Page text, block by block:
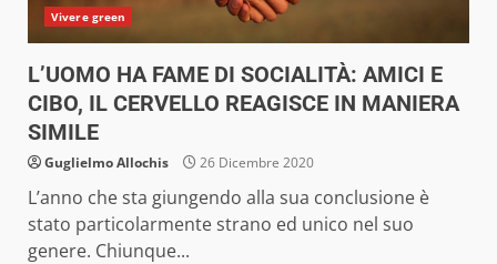
Vivere green
L’UOMO HA FAME DI SOCIALITÀ: AMICI E
CIBO, IL CERVELLO REAGISCE IN MANIERA
SIMILE
Guglielmo Allochis 26 Dicembre 2020
L’anno che sta giungendo alla sua conclusione è
stato particolarmente strano ed unico nel suo
genere. Chiunque...